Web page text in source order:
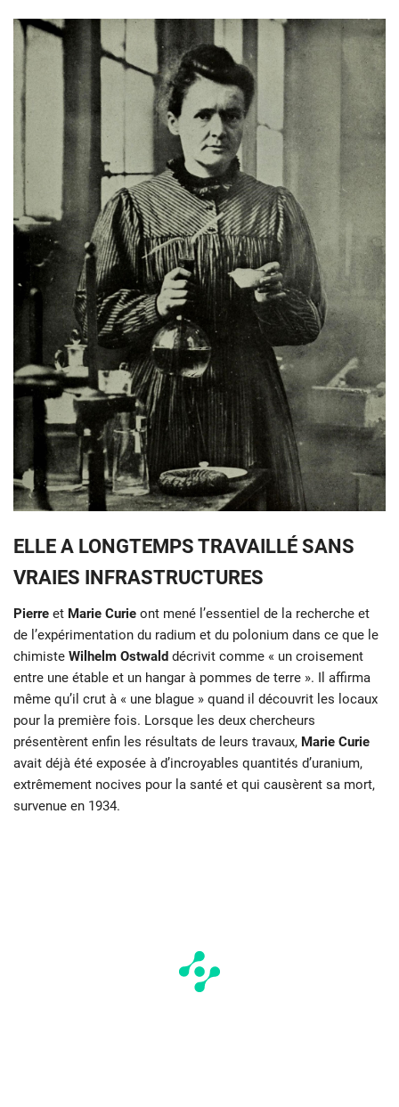
ELLE A LONGTEMPS TRAVAILLÉ SANS
VRAIES INFRASTRUCTURES
Pierre et Marie Curie ont mené l’essentiel de la recherche et
de l’expérimentation du radium et du polonium dans ce que le
chimiste Wilhelm Ostwald décrivit comme « un croisement
entre une étable et un hangar à pommes de terre ». Il affirma
même qu’il crut à « une blague » quand il découvrit les locaux
pour la première fois. Lorsque les deux chercheurs
présentèrent enfin les résultats de leurs travaux, Marie Curie
avait déjà été exposée à d’incroyables quantités d’uranium,
extrêmement nocives pour la santé et qui causèrent sa mort,
survenue en 1934.